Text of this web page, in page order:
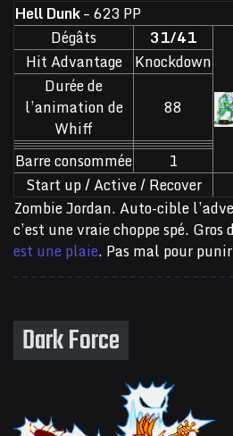
Hell Dunk– 623 PP
Dégâts
31/41
Hit Advantage Knockdown
Durée de
l’animation de
Whiff
88
Barre consommée
1
Start up / Active / Recover
Zombie Jordan. Auto-cible
c’est une vraie choppe spé. Gros
est une plaie. Pas mal pour
Dark Force